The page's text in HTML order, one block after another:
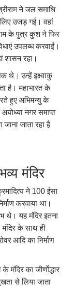
ने जल समाधि
उजड़ गई। वहां
के पुत्र कुश ने फिर
उपलब्ध करवाईं।
शासन रहा।
थे। उन्हें इक्ष्वाकु
है। महाभारत के
हुए अभिमन्यु के
नगर समाप्त
जाता रहा है
मंदिर
ने 100 ईसा
करवाया था।
थे। यह मंदिर इतना
के साथ ही
आदि का निर्माण
का जीर्णोद्धार
से लिया जाता